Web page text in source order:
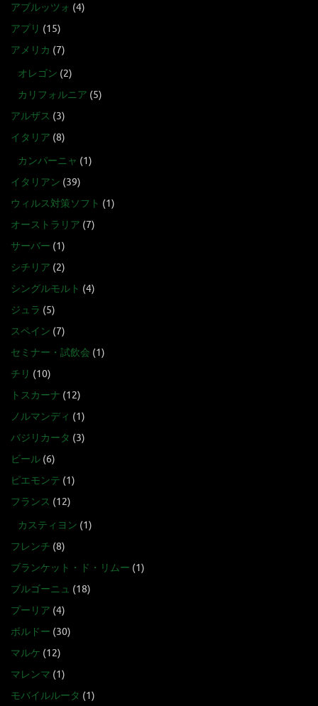
アブルッツォ (4)
アプリ (15)
アメリカ (7)
オレゴン (2)
カリフォルニア (5)
アルザス (3)
イタリア (8)
カンパーニャ (1)
イタリアン (39)
ウィルス対策ソフト (1)
オーストラリア (7)
サーバー (1)
シチリア (2)
シングルモルト (4)
ジュラ (5)
スペイン (7)
セミナー・試飲会 (1)
チリ (10)
トスカーナ (12)
ノルマンディ (1)
バジリカータ (3)
ビール (6)
ピエモンテ (1)
フランス (12)
カスティヨン (1)
フレンチ (8)
ブランケット・ド・リムー (1)
ブルゴーニュ (18)
プーリア (4)
ボルドー (30)
マルケ (12)
マレンマ (1)
モバイルルータ (1)